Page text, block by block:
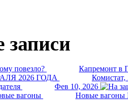
записи
Капремонт в
Комистат,
Фев 10, 2026
Новые вагоны